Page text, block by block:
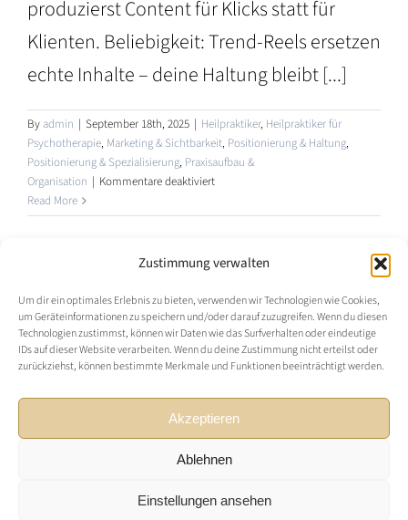
Zustimmung verwalten
Um dir ein optimales Erlebnis zu bieten, verwenden wir Technologien wie Cookies,
um Geräteinformationen zu speichern und/oder darauf zuzugreifen. Wenn du diesen
Technologien zustimmst, können wir Daten wie das Surfverhalten oder eindeutige
IDs auf dieser Website verarbeiten. Wenn du deine Zustimmung nicht erteilst oder
zurückziehst, können bestimmte Merkmale und Funktionen beeinträchtigt werden.
Akzeptieren
Ablehnen
Einstellungen ansehen
produzierst Content für Klicks statt für
Klienten. Beliebigkeit: Trend-Reels ersetzen
echte Inhalte – deine Haltung bleibt [...]
Byadmin | September 18th, 2025 | Heilpraktiker, Heilpraktiker für
Psychotherapie, Marketing & Sichtbarkeit, Positionierung & Haltung,
Positionierung & Spezialisierung, Praxisaufbau &
Organisation | Kommentare deaktiviertfür
für
Warum
werden“
nicht
hilft
–
und
Read More
© 2026 • HeilpraktikerCoaches |
Datenschutzerklärung|AGB|FAQ|Widerrufsbelehrung|
Cookie-Richtlinie (EU)